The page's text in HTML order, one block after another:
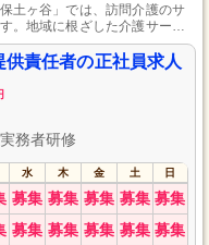
土ヶ谷」では、訪問介護のサ
。地域に根ざした介護サービ
トしていきませんか？資格や
る気があればどなたでも挑戦
するお仕事にぜひご応募くだ
責任者の正社員求人
務者研修
水 木 金 土 日
募集 募集 募集 募集 募集
募集 募集 募集 募集 募集